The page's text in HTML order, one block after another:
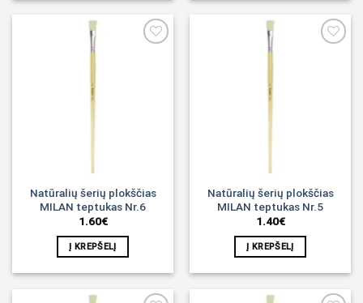
Natūralių šerių plokščias
MILAN teptukas Nr.6
1.60€
Į KREPŠELĮ
Natūralių šerių plokščias
MILAN teptukas Nr.5
1.40€
Į KREPŠELĮ